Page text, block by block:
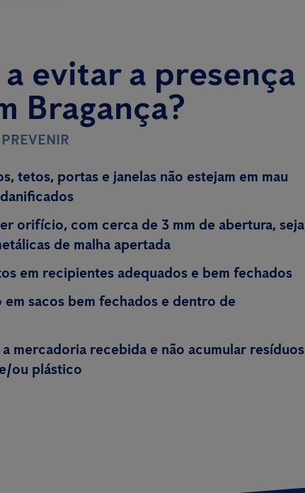
evitar a presença
Bragança?
tetos, portas e janelas não estejam em mau
orifício, com cerca de 3 mm de abertura, seja
de malha apertada
em recipientes adequados e bem fechados
sacos bem fechados e dentro de
mercadoria recebida e não acumular resíduos
ou plástico